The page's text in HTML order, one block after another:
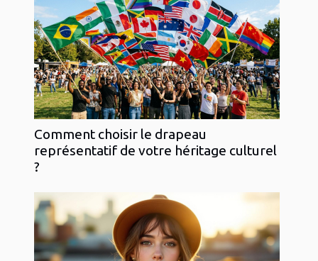
Comment choisir le drapeau
représentatif de votre héritage culturel
?